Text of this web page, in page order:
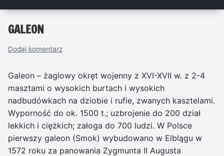
GALEON
Dodaj komentarz
Galeon – żaglowy okręt wojenny z XVI-XVII w. z 2-4
masztami o wysokich burtach i wysokich
nadbudówkach na dziobie i rufie, zwanych kasztelami.
Wyporność do ok. 1500 t.; uzbrojenie do 200 dział
lekkich i ciężkich; załoga do 700 ludzi. W Polsce
pierwszy galeon (Smok) wybudowano w Elblągu w
1572 roku za panowania Zygmunta II Augusta